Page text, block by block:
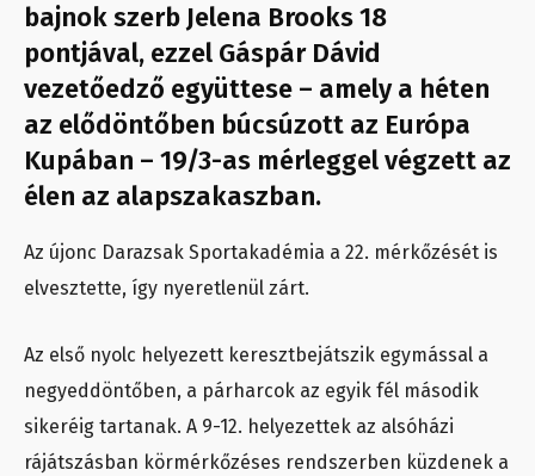
bajnok szerb Jelena Brooks 18
pontjával, ezzel Gáspár Dávid
vezetőedző együttese – amely a héten
az elődöntőben búcsúzott az Európa
Kupában – 19/3-as mérleggel végzett az
élen az alapszakaszban.
Az újonc Darazsak Sportakadémia a 22. mérkőzését is
elvesztette, így nyeretlenül zárt.
Az első nyolc helyezett keresztbejátszik egymással a
negyeddöntőben, a párharcok az egyik fél második
sikeréig tartanak. A 9-12. helyezettek az alsóházi
rájátszásban körmérkőzéses rendszerben küzdenek a